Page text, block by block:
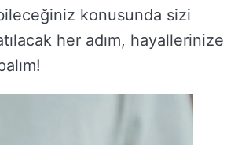
konusunda sizi
her adım, hayallerinize